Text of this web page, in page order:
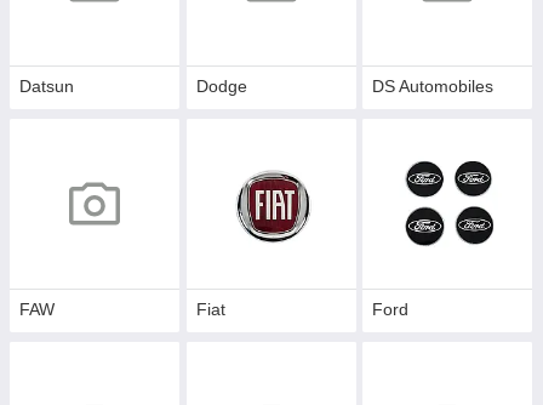
Datsun Dodge DS Automobiles
FAW Fiat Ford